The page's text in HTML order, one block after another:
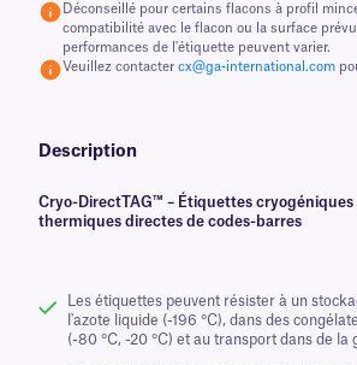
Déconseillé pour certains flacons à profil
compatibilité avec le flacon ou la surface
performances de l'étiquette peuvent varier.
Veuillez contacter cx@ga-international.com
Description
Cryo-DirectTAG™ – Étiquettes
thermiques directes de codes-barres
Les étiquettes peuvent résister à un
l'azote liquide (-196 °C), dans des
(-80 °C, -20 °C) et au transport dans de la